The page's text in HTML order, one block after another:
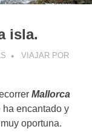
isla.
VIAJAR POR
Mallorca
ha encantado y
oportuna.